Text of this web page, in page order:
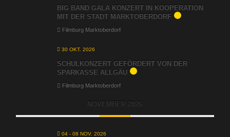
BIG BAND GALA KONZERT IN KOOPERATION
MIT DER STADT MARKTOBERDORF
Filmburg Marktoberdorf
30 OKT. 2026
SCHULKONZERT GEFÖRDERT VON DER
SPARKASSE ALLGÄU
Filmburg Marktoberdorf
NOVEMBER 2026
04 - 08 NOV. 2026